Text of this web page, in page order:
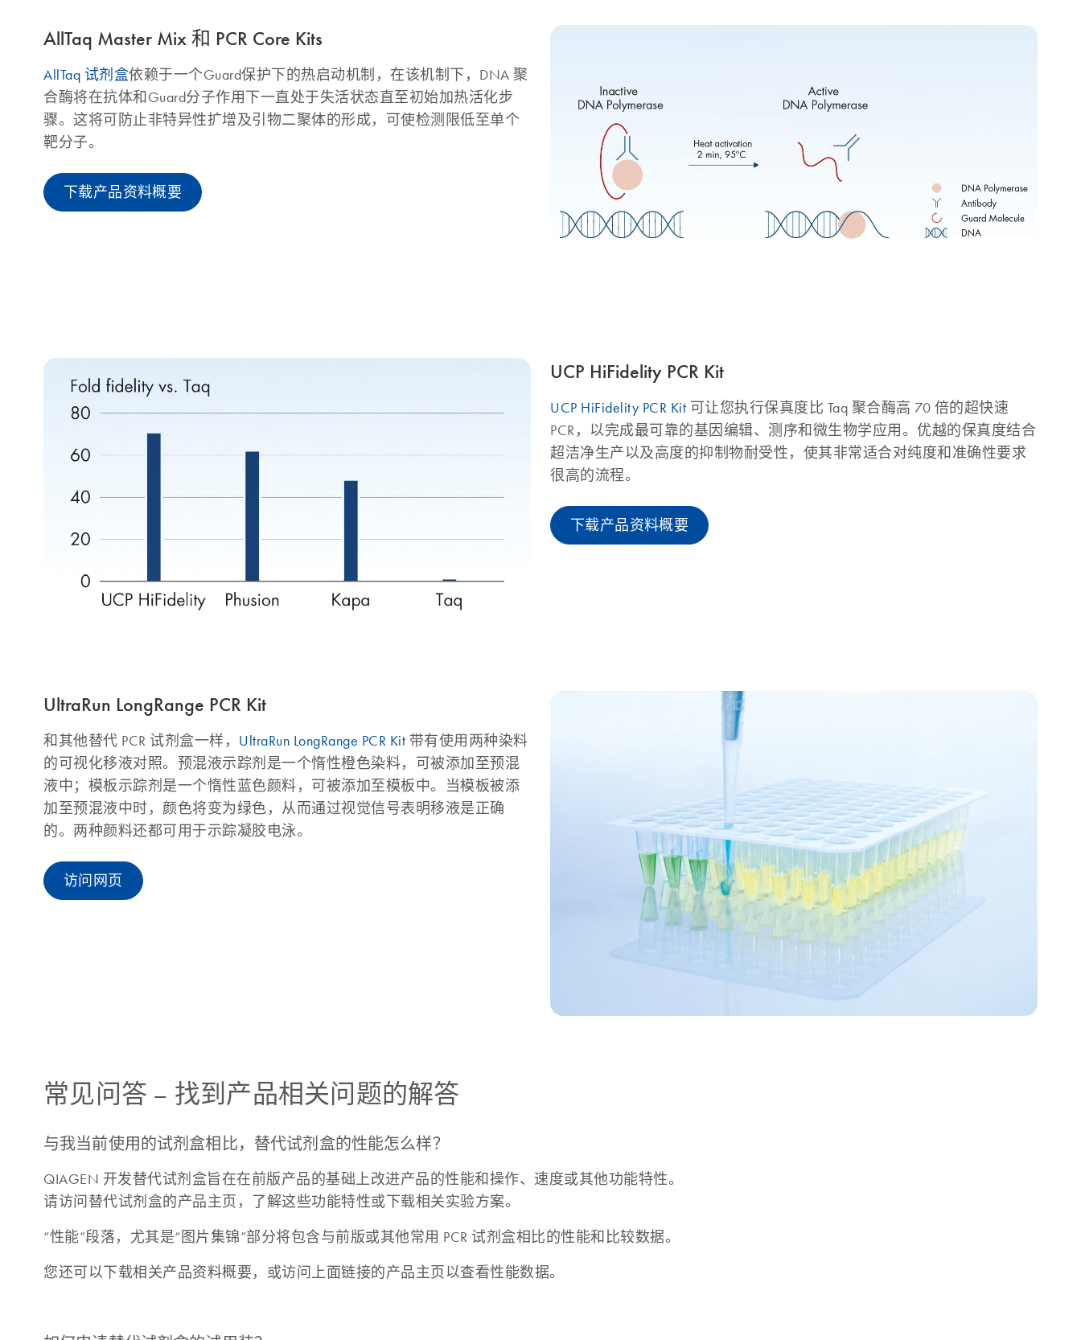
AllTaq Master Mix 和 PCR Core Kits
AllTaq 试剂盒依赖于一个Guard保护下的热启动机制，在该机制下，DNA 聚
合酶将在抗体和Guard分子作用下一直处于失活状态直至初始加热活化步
骤。这将可防止非特异性扩增及引物二聚体的形成，可使检测限低至单个
靶分子。
下载产品资料概要
UCP HiFidelity PCR Kit
UCP HiFidelity PCR Kit 可让您执行保真度比 Taq 聚合酶高 70 倍的超快速
PCR，以完成最可靠的基因编辑、测序和微生物学应用。优越的保真度结合
超洁净生产以及高度的抑制物耐受性，使其非常适合对纯度和准确性要求
很高的流程。
下载产品资料概要
UltraRun LongRange PCR Kit
和其他替代 PCR 试剂盒一样， UltraRun LongRange PCR Kit 带有使用两种染料
的可视化移液对照。预混液示踪剂是一个惰性橙色染料，可被添加至预混
液中；模板示踪剂是一个惰性蓝色颜料，可被添加至模板中。当模板被添
加至预混液中时，颜色将变为绿色，从而通过视觉信号表明移液是正确
的。两种颜料还都可用于示踪凝胶电泳。
访问网页
常见问答 – 找到产品相关问题的解答
与我当前使用的试剂盒相比，替代试剂盒的性能怎么样？
QIAGEN 开发替代试剂盒旨在在前版产品的基础上改进产品的性能和操作、速度或其他功能特性。
请访问替代试剂盒的产品主页，了解这些功能特性或下载相关实验方案。
“性能”段落，尤其是“图片集锦”部分将包含与前版或其他常用 PCR 试剂盒相比的性能和比较数据。
您还可以下载相关产品资料概要，或访问上面链接的产品主页以查看性能数据。